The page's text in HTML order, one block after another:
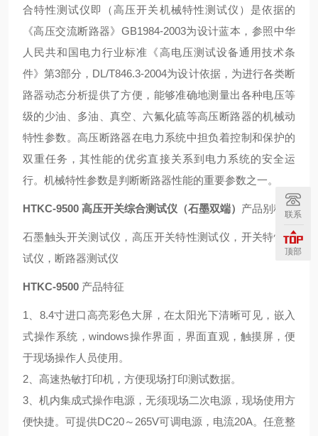
合特性测试仪即（高压开关机械特性测试仪）是依据的
《高压交流断路器》GB1984-2003为设计蓝本，参照中华
人民共和国电力行业标准《高电压测试设备通用技术条
件》第3部分，DL/T846.3-2004为设计依据，为进行各类断
路器动态分析提供了方便，能够准确地测量出各种电压等
级的少油、多油、真空、六氟化硫等高压断路器的机械动
特性参数。高压断路器在电力系统中担负着控制和保护的
双重任务，其性能的优劣直接关系到电力系统的安全运
行。机械特性参数是判断断路器性能的重要参数之一。
HTKC-9500 高压开关综合测试仪（石墨双端） 产品别称
石墨触头开关测试仪，高压开关特性测试仪，开关特性测
试仪，断路器测试仪
HTKC-9500 产品特征
1、8.4寸进口高亮彩色大屏，在太阳光下清晰可见，嵌入
式操作系统，windows操作界面，界面直观，触摸屏，便
于现场操作人员使用。
2、高速热敏打印机，方便现场打印测试数据。
3、机内集成式操作电源，无须现场二次电源，现场使用方
便快捷。可提供DC20～265V可调电源，电流20A。任意整
联系
顶部